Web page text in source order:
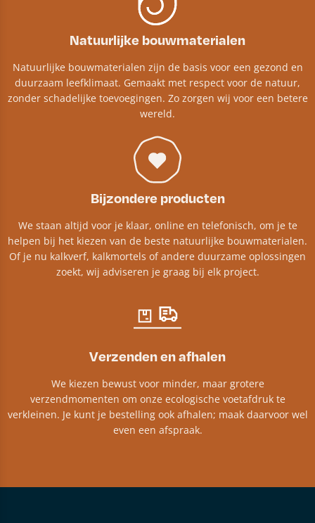
Natuurlijke bouwmaterialen
Natuurlijke bouwmaterialen zijn de basis voor een gezond en
duurzaam leefklimaat. Gemaakt met respect voor de natuur,
zonder schadelijke toevoegingen. Zo zorgen wij voor een betere
wereld.
Bijzondere producten
We staan altijd voor je klaar, online en telefonisch, om je te
helpen bij het kiezen van de beste natuurlijke bouwmaterialen.
Of je nu kalkverf, kalkmortels of andere duurzame oplossingen
zoekt, wij adviseren je graag bij elk project.​
Verzenden en afhalen
We kiezen bewust voor minder, maar grotere
verzendmomenten om onze ecologische voetafdruk te
verkleinen. Je kunt je bestelling ook afhalen; maak daarvoor wel
even een afspraak.